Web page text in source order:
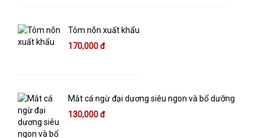
Tôm nõn xuất khẩu
170,000 đ
Mắt cá ngừ đại dương siêu ngon và bổ dưỡng
130,000 đ